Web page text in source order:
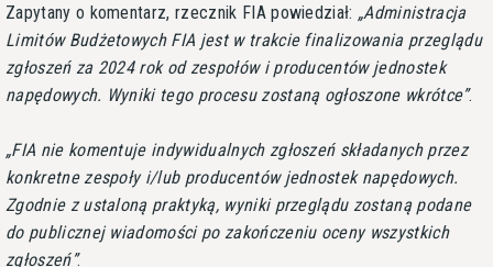
Zapytany o komentarz, rzecznik FIA powiedział:
Administracja
Limitów Budżetowych FIA jest w trakcie finalizowania przeglądu
zgłoszeń za 2024 rok od zespołów i producentów jednostek
napędowych. Wyniki tego procesu zostaną ogłoszone wkrótce .
FIA nie komentuje indywidualnych zgłoszeń składanych przez
konkretne zespoły i/lub producentów jednostek napędowych.
Zgodnie z ustaloną praktyką, wyniki przeglądu zostaną podane
do publicznej wiadomości po zakończeniu oceny wszystkich
zgłoszeń .